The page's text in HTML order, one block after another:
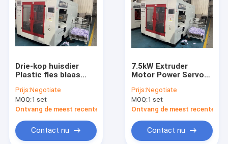
kunststof spuitgietmachine
Het Afgietselmachine van de hoge snelheidsinjectie
Het Afgietselmachine van de HUISDIERENinjectie
pvc-de machine van het injectieafgietsel
Medische Injectie het Vormen Machine
Drie-kop huisdier
Plastic fles blaas
productie van drie
koppen
Prijs:Negotiate
MOQ:1 set
Ontvang de meest recente Prijs
Contact nu
7.5kW Extruder
Motor Power Servo
Automatische
flesblaasmachine
voor nauwkeurige
Prijs:Negotiate
MOQ:1 set
Ontvang de meest recente
Contact nu